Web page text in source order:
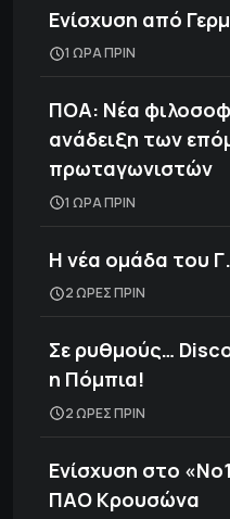
Ενίσχυση από
1 ΩΡΑ ΠΡΙΝ
ΠΟΑ: Νέα
ανάδειξη των
πρωταγωνιστών
1 ΩΡΑ ΠΡΙΝ
H νέα ομάδα του
2 ΩΡΕΣ ΠΡΙΝ
Σε ρυθμούς…
η Πόμπια!
2 ΩΡΕΣ ΠΡΙΝ
Ενίσχυση στο
ΠΑΟ Κρουσώνα